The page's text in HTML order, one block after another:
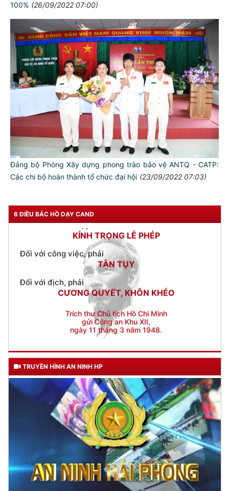
100% (26/09/2022 07:00)
Đảng bộ Phòng Xây dựng phong trào bảo vệ ANTQ - CATP:
Các chi bộ hoàn thành tổ chức đại hội (23/09/2022 07:03)
6 ĐIỀU BÁC HỒ DẠY CAND
TƯ CÁCH
NGƯỜI CÔNG AN CÁCH MỆNH LÀ:
Đối với tự mình, phải
CẦN, KIỆM, LIÊM, CHÍNH
Đối với đồng sự, phải
THÂN ÁI GIÚP ĐỠ
Đối với chính phủ, phải
TUYỆT ĐỐI TRUNG THÀNH
KÍNH TRỌNG LỄ PHÉP
Đối với công việc, phải
TẬN TỤY
Đối với địch, phải
CƯƠNG QUYẾT, KHÔN KHÉO
Trích thư Chủ tịch Hồ Chí Minh
gửi Công an Khu XII,
ngày 11 tháng 3 năm 1948.
TRUYỀN HÌNH AN NINH HP